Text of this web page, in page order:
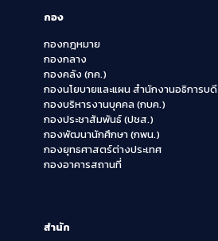
กอง
กองกฎหมาย
กองกลาง
กองคลัง (กค.)
กองนโยบายและแผน สำนักงานอธิการบดี
กองบริหารงานบุคคล (กบค.)
กองประชาสัมพันธ์ (ปชส.)
กองพัฒนานักศึกษา (กพน.)
กองยุทธศาสตร์ต่างประเทศ
กองอาคารสถานที่
สำนัก